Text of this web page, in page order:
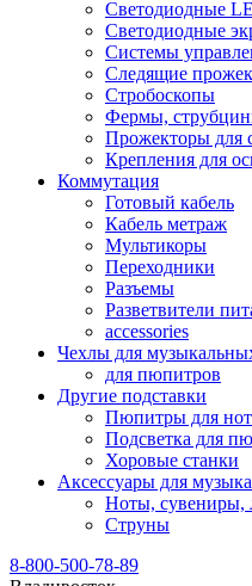
Светодиодные
Светодиодные
Системы
Следящие
Стробоскопы
Фермы,
Прожекторы для
Крепления для
Коммутация
Готовый кабель
Кабель метраж
Мультикоры
Переходники
Разъемы
Разветвители
accessories
Чехлы для
для пюпитров
Другие подставки
Пюпитры для нот
Подсветка для
Хоровые станки
Аксессуары для
Ноты, сувениры,
Струны
8-800-500-78-89